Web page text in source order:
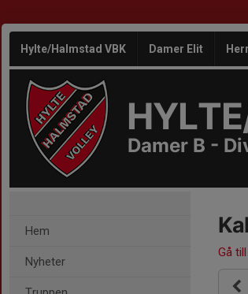
Hylte/Halmstad VBK Damer Elit
Damer B -
Hem
Nyheter
Gå